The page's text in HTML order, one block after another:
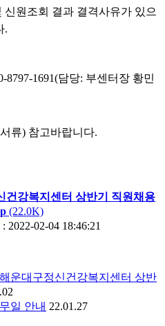
신원조회 결과 결격사유가 있으
.
8797-1691(담당: 부센터장 황민
류) 참고바랍니다.
건강복지센터 상반기 직원채용
(22.0K)
2022-02-04 18:46:21
운대구정신건강복지센터 상반
일 안내 22.01.27